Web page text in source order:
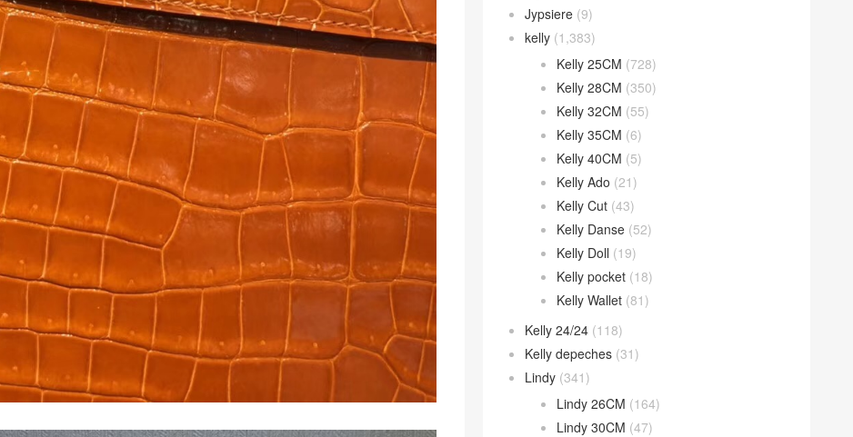
Jypsiere (9)
kelly (1,383)
Kelly 25CM (728)
Kelly 28CM (350)
Kelly 32CM (55)
Kelly 35CM (6)
Kelly 40CM (5)
Kelly Ado (21)
Kelly Cut (43)
Kelly Danse (52)
Kelly Doll (19)
Kelly pocket (18)
Kelly Wallet (81)
Kelly 24/24 (118)
Kelly depeches (31)
Lindy (341)
Lindy 26CM (164)
Lindy 30CM (47)